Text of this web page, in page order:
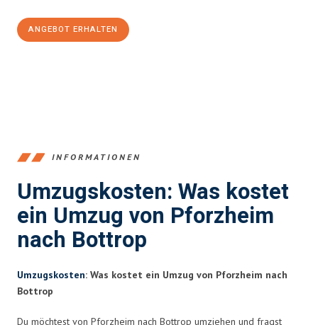
ANGEBOT ERHALTEN
INFORMATIONEN
Umzugskosten: Was kostet
ein Umzug von Pforzheim
nach Bottrop
Umzugskosten: Was kostet ein Umzug von Pforzheim nach
Bottrop
Du möchtest von Pforzheim nach Bottrop umziehen und fragst